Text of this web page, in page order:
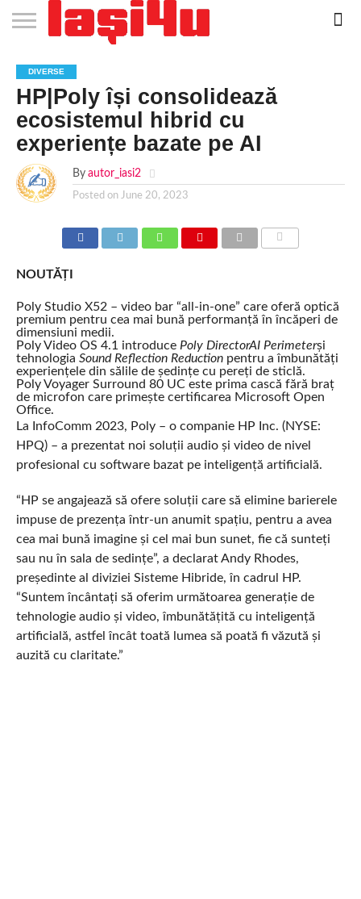
STIRI
APARTAMENTE
NOI IASI
STIRI
IASI
JOBS
IN
IASI
FILME
LA
CINEMA
CLUBURI /
DISCOTECI
BARURI /
CAFENELE
SALI DE
FORTA
SI
FITNESS
SALOANE DE
INFRUMUSETARE
AGENTII
DE
TURISM
IASI
RESTAURANTE
IN IASI
PIZZA
IN
IASI
PISCINA
IN IASI
FLORARII
RADIO
LIVE
IN
IASI
SPALATORII
AUTO
TRACTARI
AUTO
TAXI
IN
IASI
CINEMA
TEATRU
HOTELURI
/
PENSIUNI
TEREN
SPORTIV
TEREN
TENIS
IASI
FARMACII
NON
STOP
COFFEE-
TO-GO
FIRME DE
PUBLICITATE
RENT
A
CAR
DIVERSE
HP|Poly își consolidează
ecosistemul hibrid cu
experiențe bazate pe AI
By autor_iasi2
Posted on June 20, 2023
NOUTĂȚI
Poly Studio X52 – video bar “all-in-one” care oferă optică
premium pentru cea mai bună performanță în încăperi de
dimensiuni medii.
Poly Video OS 4.1 introduce Poly DirectorAI Perimeterși
tehnologia Sound Reflection Reductionpentru a îmbunătăți
experiențele din sălile de ședințe cu pereți de sticlă.
Poly Voyager Surround 80 UC este prima cască fără braț
de microfon care primește certificarea Microsoft Open
Office.
La InfoComm 2023, Poly – o companie HP Inc. (NYSE:
HPQ) – a prezentat noi soluții audio și video de nivel
profesional cu software bazat pe inteligență artificială.
“HP se angajează să ofere soluții care să elimine barierele
impuse de prezența într-un anumit spațiu, pentru a avea
cea mai bună imagine și cel mai bun sunet, fie că sunteți
sau nu în sala de sedințe”, a declarat Andy Rhodes,
președinte al diviziei Sisteme Hibride, în cadrul HP.
“Suntem încântați să oferim următoarea generație de
tehnologie audio și video, îmbunătățită cu inteligență
artificială, astfel încât toată lumea să poată fi văzută și
auzită cu claritate.”